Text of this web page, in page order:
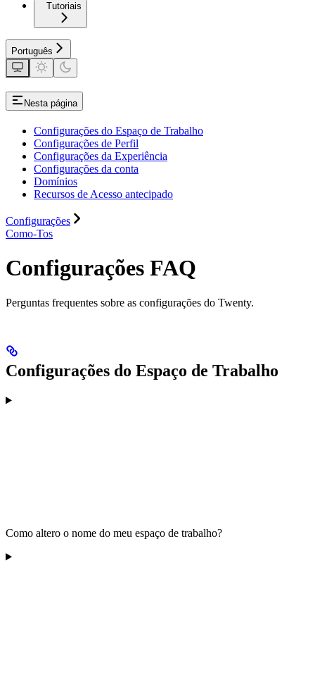
Tutoriais
Português
Nesta página
Configurações do Espaço de Trabalho
Configurações de Perfil
Configurações da Experiência
Configurações da conta
Domínios
Recursos de Acesso antecipado
Configurações
Como-Tos
Configurações FAQ
Perguntas frequentes sobre as configurações do Twenty.
Configurações do Espaço de Trabalho
Como altero o nome do meu espaço de trabalho?